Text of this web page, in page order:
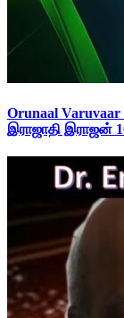
Orunaal
இராஜாதி இராஜன்